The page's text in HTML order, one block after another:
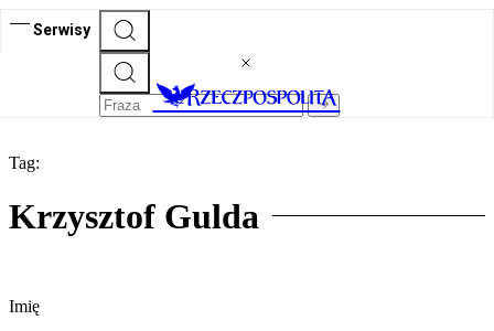
Serwisy
Tag:
Krzysztof Gulda
Imię